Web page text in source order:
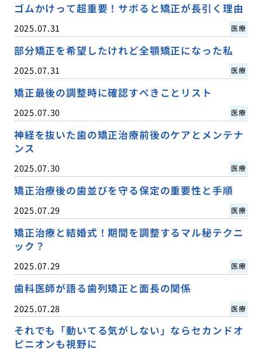
ゴムかけって超重要！サボると矯正が長引く理由
2025.07.31 医療
部分矯正を希望したけれど全顎矯正になった私
2025.07.31 医療
矯正最後の調整時に確認すべきことリスト
2025.07.30 医療
神経を抜いた歯の矯正治療前後のケアとメンテナ
ンス
2025.07.30 医療
矯正治療後の歯並びを守る保定の重要性と手順
2025.07.29 医療
矯正治療と結婚式！期間を調整するマル秘テクニ
ック？
2025.07.29 医療
歯科医師が語る歯列矯正と面長の関係
2025.07.28 医療
それでも「動いてる気がしない」ならセカンドオ
ピニオンも視野に